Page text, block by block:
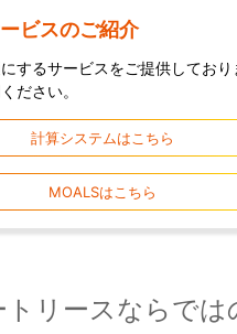
ビスのご紹介
するサービスをご提供しており
ださい。
計算システムはこちら
MOALSはこちら
リースならでは